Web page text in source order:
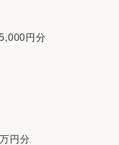
円分
円分